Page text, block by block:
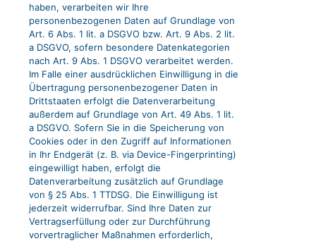
haben, verarbeiten wir Ihre
personenbezogenen Daten auf Grundlage von
Art. 6 Abs. 1 lit. a DSGVO bzw. Art. 9 Abs. 2 lit.
a DSGVO, sofern besondere Datenkategorien
nach Art. 9 Abs. 1 DSGVO verarbeitet werden.
Im Falle einer ausdrücklichen Einwilligung in die
Übertragung personenbezogener Daten in
Drittstaaten erfolgt die Datenverarbeitung
außerdem auf Grundlage von Art. 49 Abs. 1 lit.
a DSGVO. Sofern Sie in die Speicherung von
Cookies oder in den Zugriff auf Informationen
in Ihr Endgerät (z. B. via Device-Fingerprinting)
eingewilligt haben, erfolgt die
Datenverarbeitung zusätzlich auf Grundlage
von § 25 Abs. 1 TTDSG. Die Einwilligung ist
jederzeit widerrufbar. Sind Ihre Daten zur
Vertragserfüllung oder zur Durchführung
vorvertraglicher Maßnahmen erforderlich,